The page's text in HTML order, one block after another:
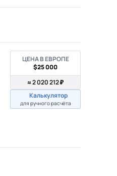
ЦЕНА В ЕВРОПЕ
$25 000
≈ 2 020 212 ₽
Калькулятор
для ручного расчёта